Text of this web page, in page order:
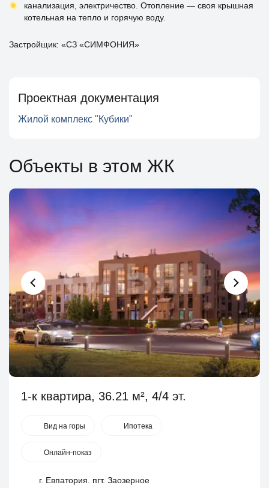
канализация, электричество. Отопление — своя крышная
котельная на тепло и горячую воду.
Застройщик: «СЗ «СИМФОНИЯ»
Проектная документация
Жилой комплекс "Кубики"
Объекты в этом ЖК
1-к квартира, 36.21 м², 4/4 эт.
Вид на горы Ипотека
Онлайн-показ
г. Евпатория. пгт. Заозерное